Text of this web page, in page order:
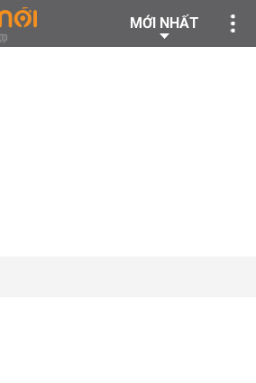
MỚI NHẤT